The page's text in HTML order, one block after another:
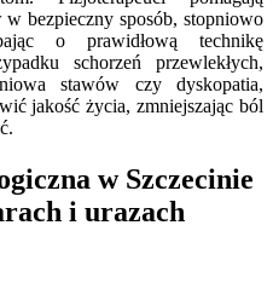
bezpieczny sposób, stopniowo
o prawidłową technikę
schorzeń przewlekłych,
stawów czy dyskopatia,
jakość życia, zmniejszając ból
w Szczecinie
i urazach